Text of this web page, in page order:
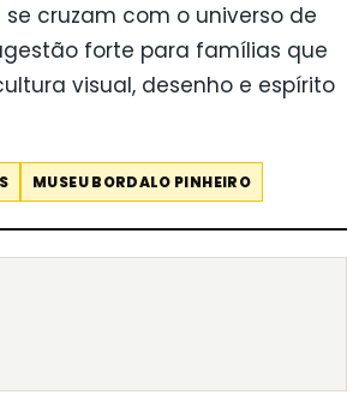
cruzam com o universo de
forte para famílias que
visual, desenho e espírito
MUSEU BORDALO PINHEIRO